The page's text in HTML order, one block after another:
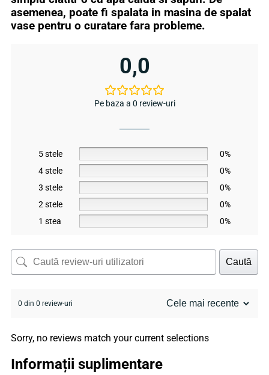
asemenea, poate fi spalata in masina de spalat
vase pentru o curatare fara probleme.
0,0
Pe baza a 0 review-uri
5 stele
0%
4 stele
0%
3 stele
0%
2 stele
0%
1 stea
0%
Caută
0 din 0 review-uri
Sorry, no reviews match your current selections
Informații suplimentare